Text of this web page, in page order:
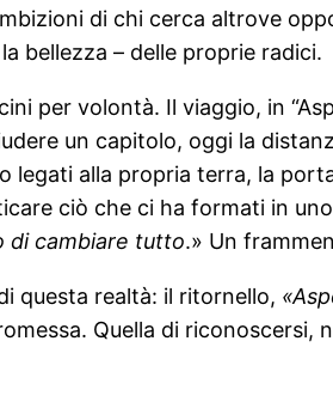
di chi cerca altrove
bellezza – delle proprie radici.
per volontà. Il viaggio, in
un capitolo, oggi la
legati alla propria terra, la
ciò che ci ha formati in
di cambiare tutto.» Un
questa realtà: il ritornello,
Quella di